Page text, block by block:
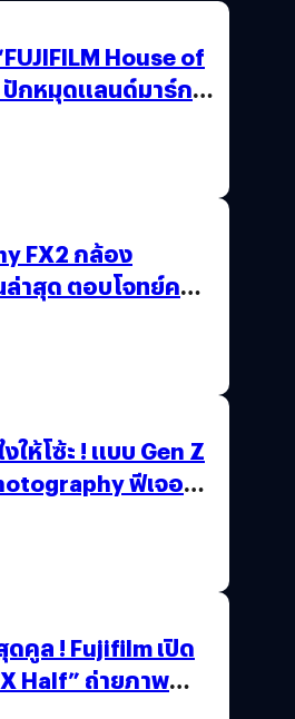
House of
กหมุดแลนด์มาร์ก
FX2 กล้อง
ล่าสุด ตอบโจทย์ครี
ห้โซ้ะ ! แบบ Gen Z
ฟีเจอร์
คูล ! Fujifilm เปิด
Half” ถ่ายภาพ